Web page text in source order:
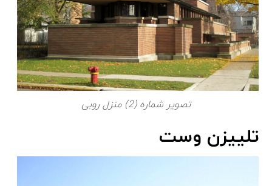
تصویر شماره (2) منزل روبی
تلییزن وست